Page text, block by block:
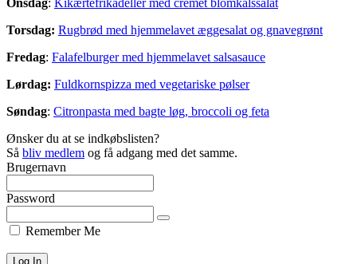
Onsdag: Kikærtefrikadeller med cremet blomkålssalat
Torsdag: Rugbrød med hjemmelavet æggesalat og gnavegrønt
Fredag: Falafelburger med hjemmelavet salsasauce
Lørdag: Fuldkornspizza med vegetariske pølser
Søndag: Citronpasta med bagte løg, broccoli og feta
Ønsker du at se indkøbslisten?
Så bliv medlem og få adgang med det samme.
Brugernavn
Password
Remember Me